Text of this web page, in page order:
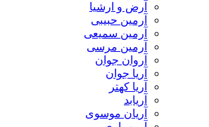
​آرض و ارشیا
آرمین حبیبی
آرمین سمیعی
آرمین مرسی
آروان جوان
آریا جوان
آریا کهتر
آریابد
آریان موسوی